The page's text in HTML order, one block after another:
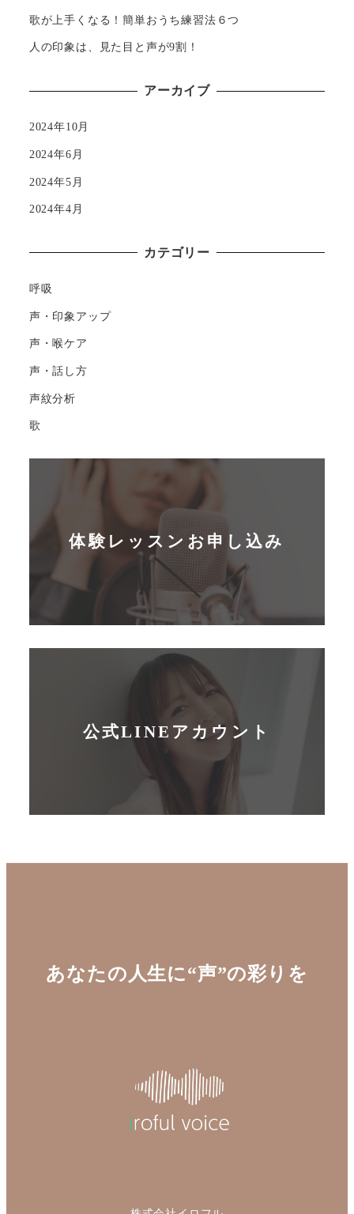
歌が上手くなる！簡単おうち練習法６つ
人の印象は、見た目と声が9割！
アーカイブ
2024年10月
2024年6月
2024年5月
2024年4月
カテゴリー
呼吸
声・印象アップ
声・喉ケア
声・話し方
声紋分析
歌
体験レッスンお申し込み
公式LINEアカウント
あなたの人生に“声”の彩りを